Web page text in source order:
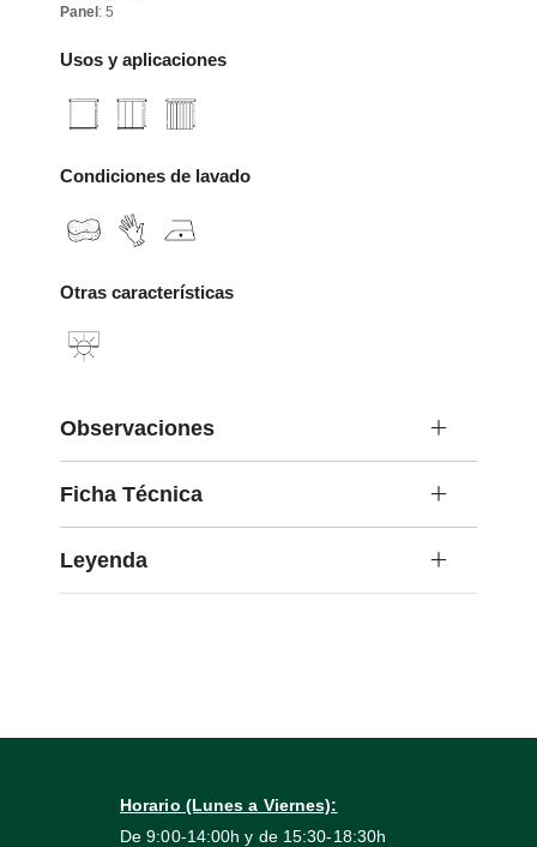
Panel : 5
Usos y aplicaciones
Condiciones de lavado
Otras características
Observaciones
Ficha Técnica
Leyenda
Horario (Lunes a Viernes):
De 9:00-14:00h y de 15:30-18:30h